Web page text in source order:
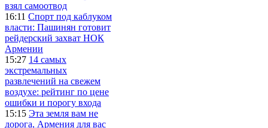
взял самоотвод
16:11 Спорт под каблуком
власти: Пашинян готовит
рейдерский захват НОК
Армении
15:27 14 самых
экстремальных
развлечений на свежем
воздухе: рейтинг по цене
ошибки и порогу входа
15:15 Эта земля вам не
дорога, Армения для вас